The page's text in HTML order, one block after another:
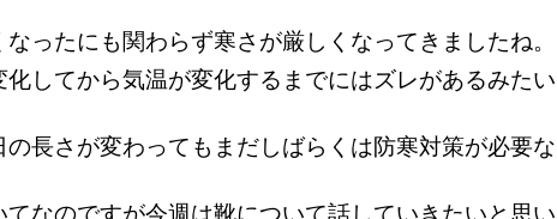
ったにも関わらず寒さが厳しくなってきましたね。
してから気温が変化するまでにはズレがあるみたい
長さが変わってもまだしばらくは防寒対策が必要な
なのですが今週は靴について話していきたいと思い